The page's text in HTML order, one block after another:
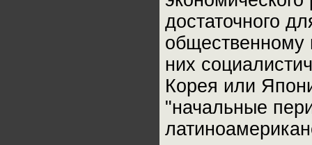
достаточного
общественному
них
Корея или
"начальные